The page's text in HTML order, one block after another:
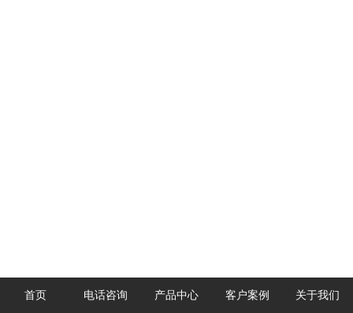
首页 电话咨询 产品中心 客户案例 关于我们